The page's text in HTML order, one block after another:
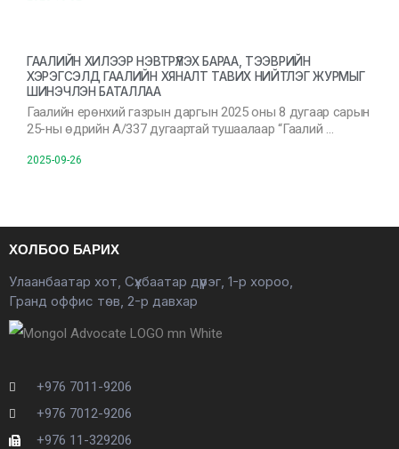
ГААЛИЙН ХИЛЭЭР НЭВТРҮҮЛЭХ БАРАА, ТЭЭВРИЙН
ХЭРЭГСЭЛД ГААЛИЙН ХЯНАЛТ ТАВИХ НИЙТЛЭГ ЖУРМЫГ
ШИНЭЧЛЭН БАТАЛЛАА
Гаалийн ерөнхий газрын даргын 2025 оны 8 дугаар сарын
25-ны өдрийн А/337 дугаартай тушаалаар “Гаалий …
2025-09-26
ХОЛБОО БАРИХ
Улаанбаатар хот, Сүхбаатар дүүрэг, 1-р хороо,
Гранд оффис төв, 2-р давхар
+976 7011-9206
+976 7012-9206
+976 11-329206